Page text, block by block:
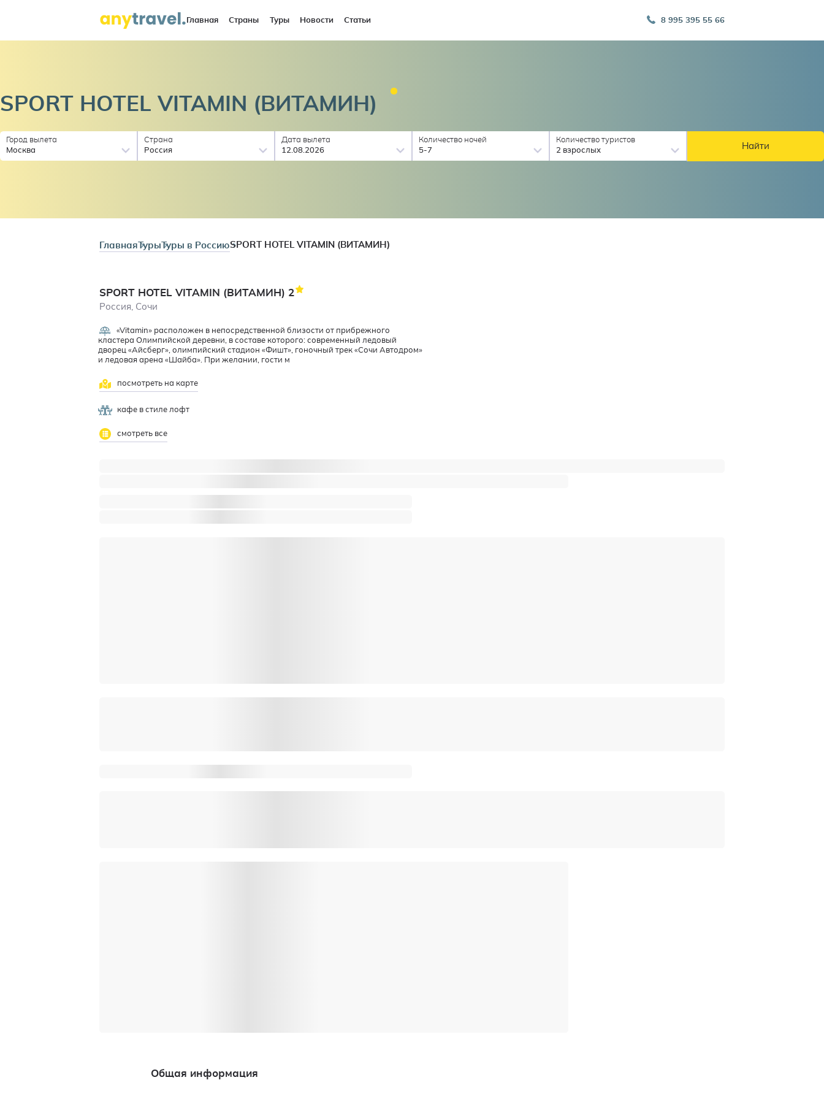
Главная Страны Туры Новости Статьи 8 995 395 55 66
SPORT HOTEL VITAMIN (ВИТАМИН)
Город вылета
Москва
Страна
Россия
Дата вылета
12.08.2026
Количество ночей
5-7
Количество туристов
2 взрослых
Найти
ГлавнаяТурыТуры в РоссиюSPORT HOTEL VITAMIN (ВИТАМИН)
SPORT HOTEL VITAMIN (ВИТАМИН) 2
Россия, Сочи
«Vitamin» расположен в непосредственной близости от прибрежного
кластера Олимпийской деревни, в составе которого: современный ледовый
дворец «Айсберг», олимпийский стадион «Фишт», гоночный трек «Сочи Автодром»
и ледовая арена «Шайба». При желании, гости м
посмотреть на карте
кафе в стиле лофт
смотреть все
Общая информация